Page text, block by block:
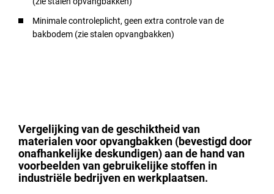
Minimale controleplicht, geen extra controle van de
bakbodem (zie stalen opvangbakken)
Vergelijking van de geschiktheid van
materialen voor opvangbakken (bevestigd door
onafhankelijke deskundigen) aan de hand van
voorbeelden van gebruikelijke stoffen in
industriële bedrijven en werkplaatsen.